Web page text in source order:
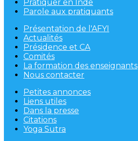
Pratiquer en Inde
Parole aux pratiquants
Présentation de l'AFYI
Actualités
Présidence et CA
Comités
La formation des enseignants
Nous contacter
Petites annonces
Liens utiles
Dans la presse
Citations
Yoga Sutra